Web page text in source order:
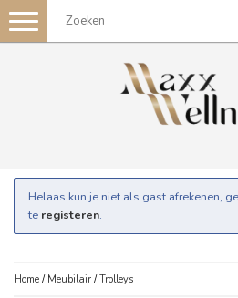
Toggle
navigation
Helaas kun je niet als gast afrekenen,
te registeren.
Home / Meubilair /Trolleys